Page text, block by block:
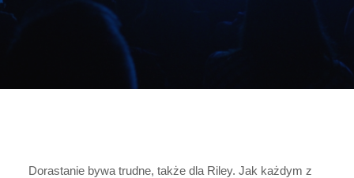
Dorastanie bywa trudne, także dla Riley. Jak każdym z